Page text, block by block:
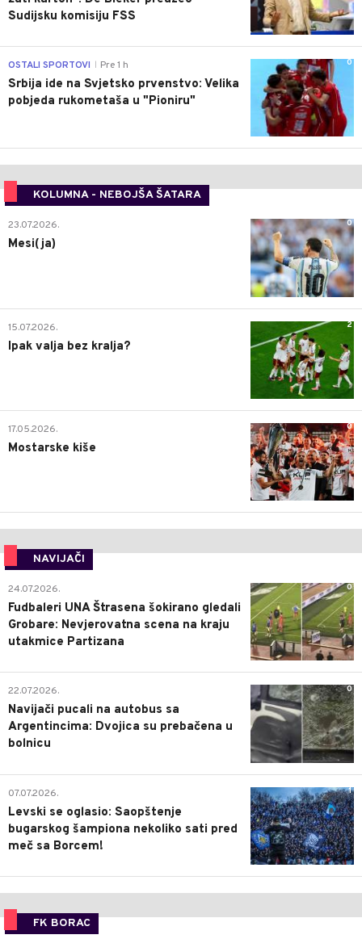
Sudijsku komisiju FSS
0
OSTALI SPORTOVI Pre 1 h
Srbija ide na Svjetsko prvenstvo: Velika
pobjeda rukometaša u "Pioniru"
KOLUMNA - NEBOJŠA ŠATARA
0
23.07.2026.
Mesi(ja)
2
15.07.2026.
Ipak valja bez kralja?
0
17.05.2026.
Mostarske kiše
NAVIJAČI
0
24.07.2026.
Fudbaleri UNA Štrasena šokirano gledali
Grobare: Nevjerovatna scena na kraju
utakmice Partizana
0
22.07.2026.
Navijači pucali na autobus sa
Argentincima: Dvojica su prebačena u
bolnicu
1
07.07.2026.
Levski se oglasio: Saopštenje
bugarskog šampiona nekoliko sati pred
meč sa Borcem!
FK BORAC